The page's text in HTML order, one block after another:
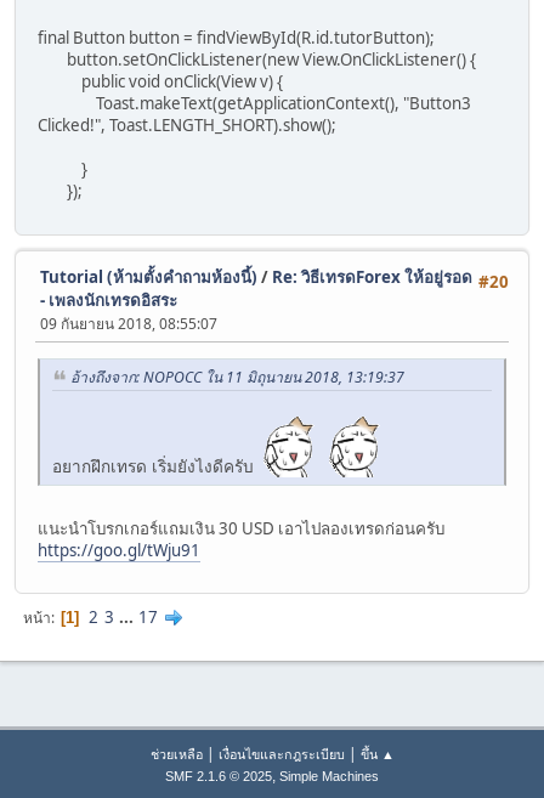
final Button button = findViewById(R.id.tutorButton);
button.setOnClickListener(new View.OnClickListener() {
public void onClick(View v) {
Toast.makeText(getApplicationContext(), "Button3
Clicked!", Toast.LENGTH_SHORT).show();
}
});
#20
Tutorial (ห้ามตั้งคำถามห้องนี้) / Re: วิธีเทรดForex ให้อยู่รอด
- เพลงนักเทรดอิสระ
09 กันยายน 2018, 08:55:07
อ้างถึงจาก: NOPOCC ใน 11 มิถุนายน 2018, 13:19:37
อยากฝึกเทรด เริ่มยังไงดีครับ
แนะนำโบรกเกอร์แถมเงิน 30 USD เอาไปลองเทรดก่อนครับ
https://goo.gl/tWju91
หน้า 1 2 3 ... 17
ช่วยเหลือ| เงื่อนไขและกฎระเบียบ | ขึ้น ▲
SMF 2.1.6 © 2025, Simple Machines